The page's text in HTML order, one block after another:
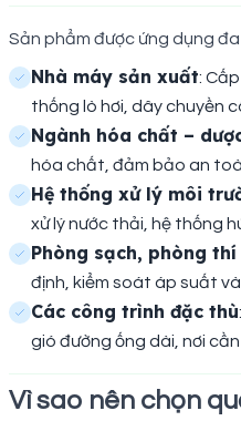
Sản phẩm được ứng dụng
Nhà máy sản xuất:
thống lò hơi, dây chuyền
Ngành hóa chất –
hóa chất, đảm bảo an
Hệ thống xử lý môi
xử lý nước thải, hệ thống
Phòng sạch, phòng thí
định, kiểm soát áp suất và
Các công trình đặc thù
gió đường ống dài, nơi cần
Vì sao nên chọn